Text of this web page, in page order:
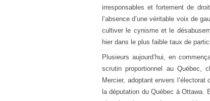
irresponsables et fortement de
l’absence d’une véritable voix de
cultiver le cynisme et le
hier dans le plus faible taux de
Plusieurs aujourd’hui, en
scrutin proportionnel au Québec,
Mercier, adoptant envers
la députation du Québec à Ottawa.